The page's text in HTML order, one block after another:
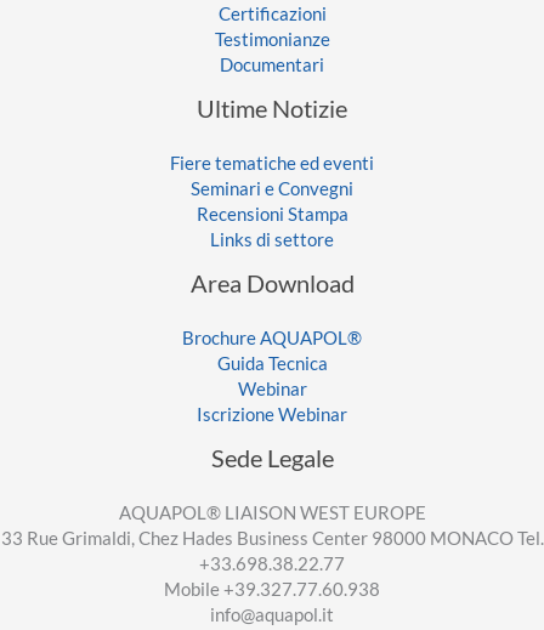
Certificazioni
Testimonianze
Documentari
Ultime Notizie
Fiere tematiche ed eventi
Seminari e Convegni
Recensioni Stampa
Links di settore
Area Download
Brochure AQUAPOL®
Guida Tecnica
Webinar
Iscrizione Webinar
Sede Legale
AQUAPOL® LIAISON WEST EUROPE
33 Rue Grimaldi, Chez Hades Business Center 98000 MONACO Tel.
+33.698.38.22.77
Mobile +39.327.77.60.938
info@aquapol.it